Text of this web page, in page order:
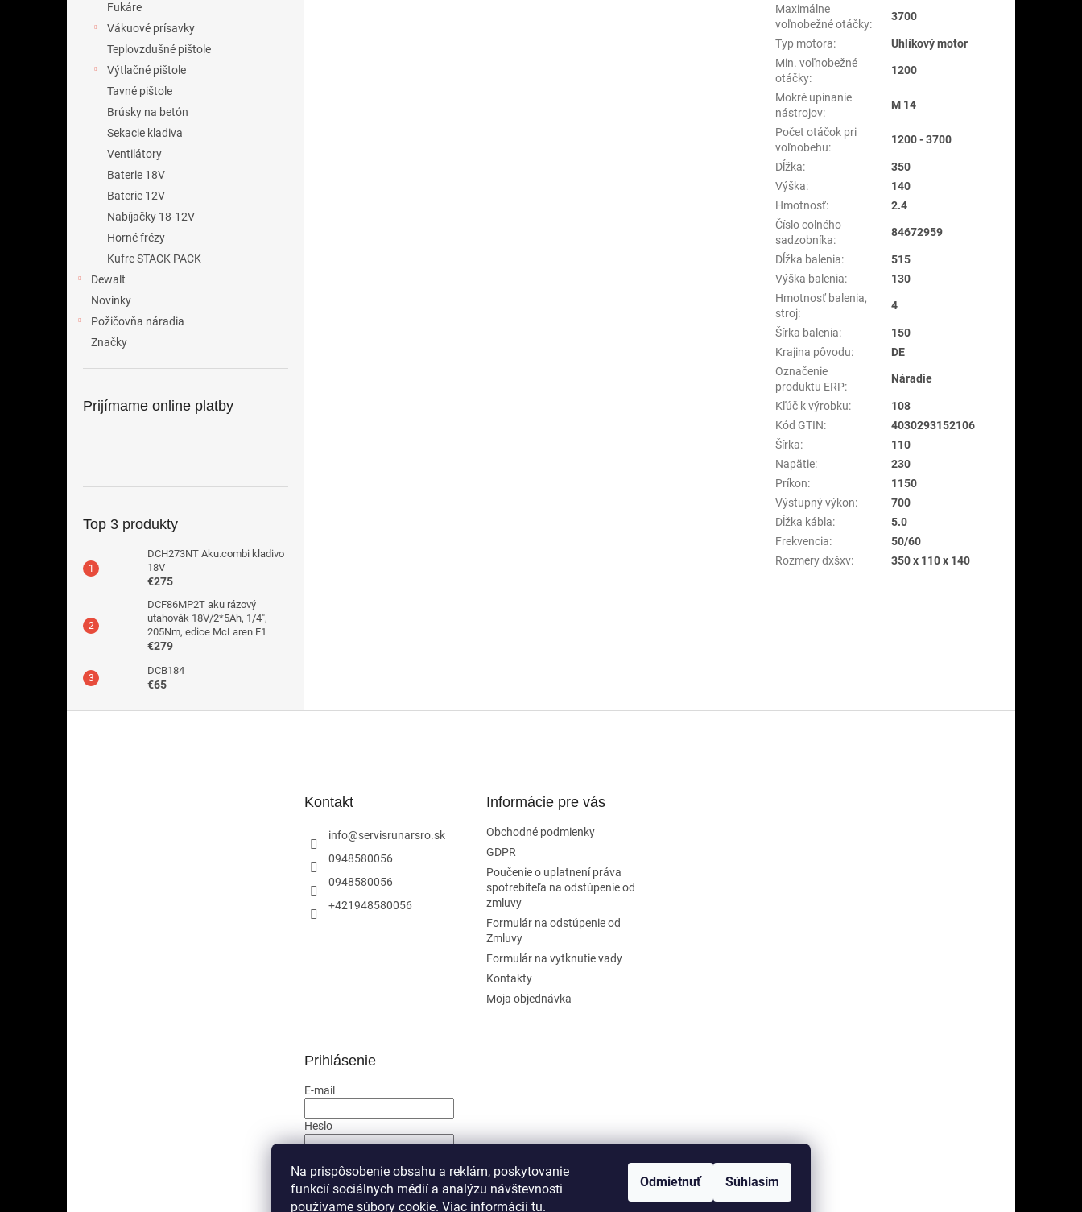
Na prispôsobenie obsahu a reklám, poskytovanie
funkcií sociálnych médií a analýzu návštevnosti
používame súbory cookie. Viac informácií tu.
Odmietnuť Súhlasím
Fukáre
Vákuové prísavky
Teplovzdušné pištole
Výtlačné pištole
Tavné pištole
Brúsky na betón
Sekacie kladiva
Ventilátory
Baterie 18V
Baterie 12V
Nabíjačky 18-12V
Horné frézy
Kufre STACK PACK
Dewalt
Novinky
Požičovňa náradia
Značky
Prijímame online platby
Top 3 produkty
DCH273NT Aku.combi kladivo
18V
€275
DCF86MP2T aku rázový
utahovák 18V/2*5Ah, 1/4",
205Nm, edice McLaren F1
€279
DCB184
€65
Maximálne
voľnobežné otáčky:
3700
Typ motora:
Uhlíkový motor
Min. voľnobežné
otáčky:
1200
Mokré upínanie
nástrojov:
M 14
Počet otáčok pri
voľnobehu:
1200 - 3700
Dĺžka:
350
Výška:
140
Hmotnosť:
2.4
Číslo colného
sadzobníka:
84672959
Dĺžka balenia:
515
Výška balenia:
130
Hmotnosť balenia,
stroj:
4
Šírka balenia:
150
Krajina pôvodu:
DE
Označenie
produktu ERP:
Náradie
Kľúč k výrobku:
108
Kód GTIN:
4030293152106
Šírka:
110
Napätie:
230
Príkon:
1150
Výstupný výkon:
700
Dĺžka kábla:
5.0
Frekvencia:
50/60
Rozmery dxšxv: 350 x 110 x 140
Kontakt
info@servisrunarsro.sk
0948580056
0948580056
+421948580056
Informácie pre vás
Obchodné podmienky
GDPR
Poučenie o uplatnení práva
spotrebiteľa na odstúpenie od
zmluvy
Formulár na odstúpenie od
Zmluvy
Formulár na vytknutie vady
Kontakty
Moja objednávka
Prihlásenie
E-mail
Heslo
PRIHLÁSIŤ SA
Nová registráciaZabudnuté heslo